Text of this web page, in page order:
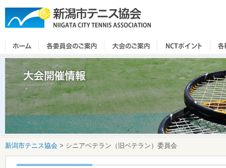
新潟市テニス協会 > シニアベテラン（旧ベテラン）委員会